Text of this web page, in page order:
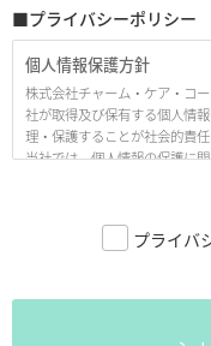
■プライバシーポリシー
個人情報保護方針
株式会社チャーム・ケア・コ
社が取得及び保有する個人情
理・保護することが社会的責任
当社では、個人情報の保護に
適正に保護するために、以下
1. 当社の名称・住所・代表
〒530-0005 大阪市北区中之
プライバ